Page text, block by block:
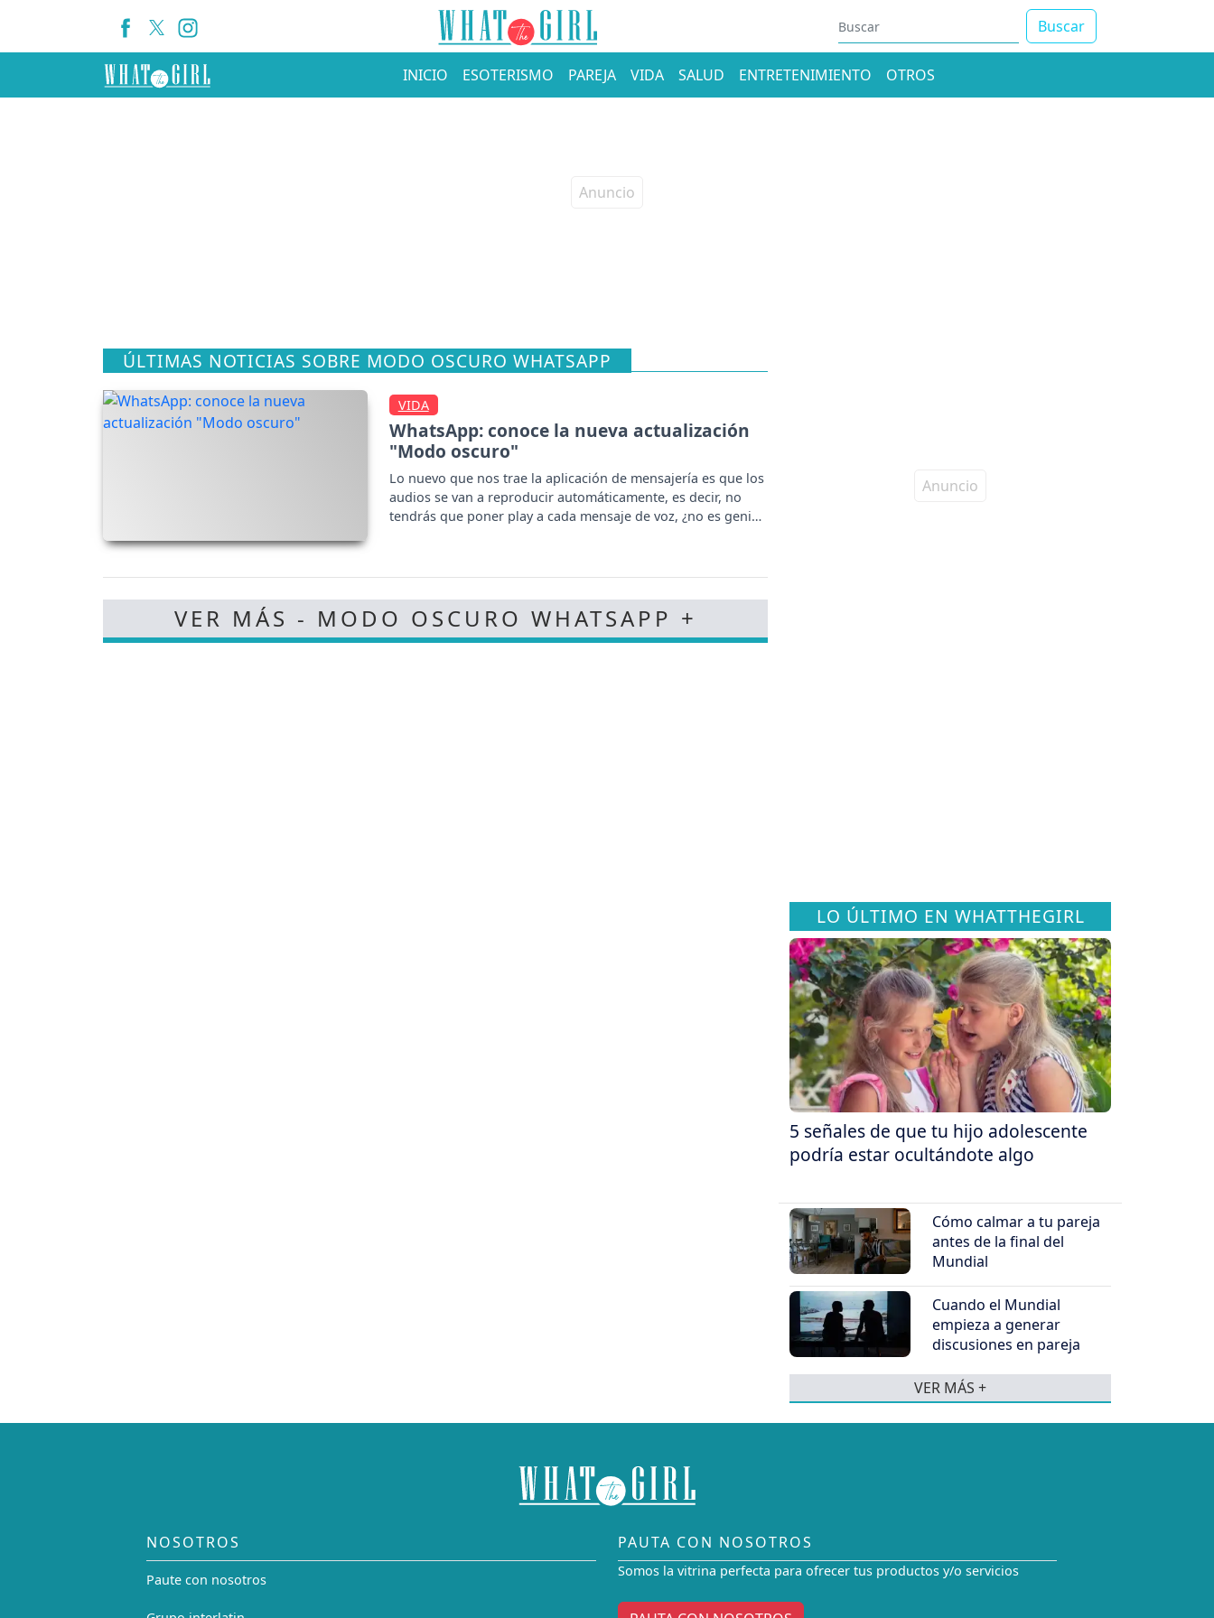
Buscar
INICIO ESOTERISMO PAREJA VIDA SALUD ENTRETENIMIENTO OTROS
ÚLTIMAS NOTICIAS SOBRE MODO OSCURO WHATSAPP
VIDA
WhatsApp: conoce la nueva actualización
"Modo oscuro"
Lo nuevo que nos trae la aplicación de mensajería es que los
audios se van a reproducir automáticamente, es decir, no
tendrás que poner play a cada mensaje de voz, ¿no es genial?
VER MÁS - MODO OSCURO WHATSAPP +
LO ÚLTIMO EN WHATTHEGIRL
5 señales de que tu hijo adolescente
podría estar ocultándote algo
Cómo calmar a tu pareja
antes de la final del
Mundial
Cuando el Mundial
empieza a generar
discusiones en pareja
VER MÁS +
NOSOTROS
Paute con nosotros
PAUTA CON NOSOTROS
Somos la vitrina perfecta para ofrecer tus productos y/o servicios